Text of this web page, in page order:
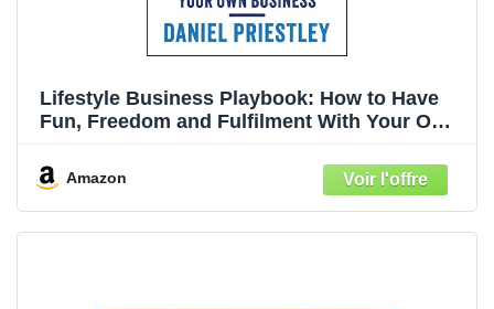
Lifestyle Business Playbook: How to Have
Fun, Freedom and Fulfilment With Your Own
Amazon